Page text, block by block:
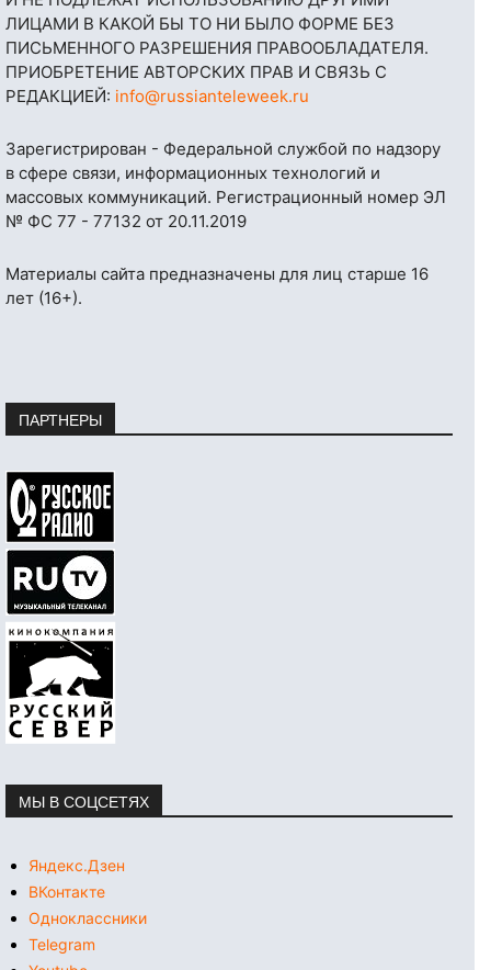
ЛИЦАМИ В КАКОЙ БЫ ТО НИ БЫЛО ФОРМЕ БЕЗ
ПИСЬМЕННОГО РАЗРЕШЕНИЯ ПРАВООБЛАДАТЕЛЯ.
ПРИОБРЕТЕНИЕ АВТОРСКИХ ПРАВ И СВЯЗЬ С
РЕДАКЦИЕЙ: info@russianteleweek.ru
Зарегистрирован - Федеральной службой по надзору
в сфере связи, информационных технологий и
массовых коммуникаций. Регистрационный номер ЭЛ
№ ФС 77 - 77132 от 20.11.2019
Материалы сайта предназначены для лиц старше 16
лет (16+).
ПАРТНЕРЫ
МЫ В СОЦСЕТЯХ
Яндекс.Дзен
ВКонтакте
Одноклассники
Telegram